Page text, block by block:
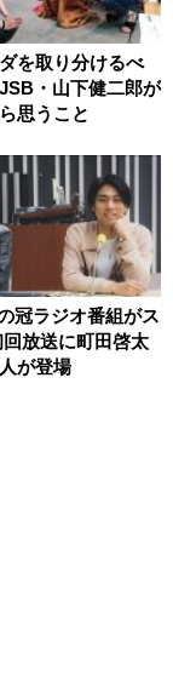
を取り分けるべ
・山下健二郎が
思うこと
冠ラジオ番組がス
放送に町田啓太
が登場